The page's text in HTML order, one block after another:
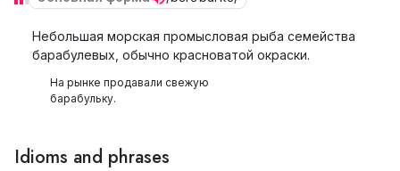
Небольшая морская промысловая рыба семейства
барабулевых, обычно красноватой окраски.
На рынке продавали свежую
барабульку.
Idioms and phrases